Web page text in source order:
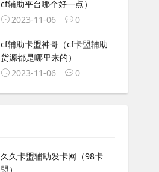
cf辅助平台哪个好一点）
2023-11-06
0
cf辅助卡盟神哥（cf卡盟辅助
货源都是哪里来的）
2023-11-06
0
久久卡盟辅助发卡网（98卡
盟）